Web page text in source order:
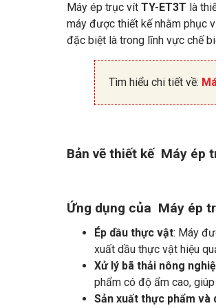
Máy ép trục vít TY-ET3T là
máy được thiết kế nhằm phục
đặc biệt là trong lĩnh vực chế
Tìm hiểu chi tiết về:
Bản vẽ thiết kế Máy ép
Ứng dụng của Máy ép
Ép dầu thực vật: Máy
xuất dầu thực vật hiệu
Xử lý bã thải nông
phẩm có độ ẩm cao,
Sản xuất thực phẩm và